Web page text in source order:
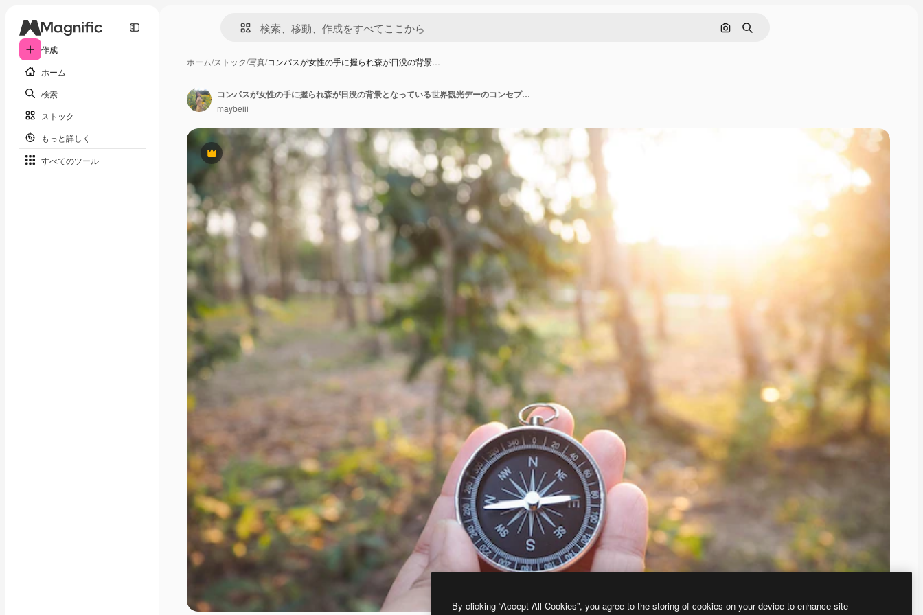
作成
ホーム
検索
ストック
もっと詳しく
すべてのツール
画像で検索
検索
ホーム/ストック/写真/コンパスが女性の手に握られ森が日没の背景…
Premium
コンパスが女性の手に握られ森が日没の背景となっている世界観光デーのコンセプト 正しい方向を探すと旅行
maybeiii
By clicking “Accept All Cookies”, you agree to the storing of cookies on your device to enhance site